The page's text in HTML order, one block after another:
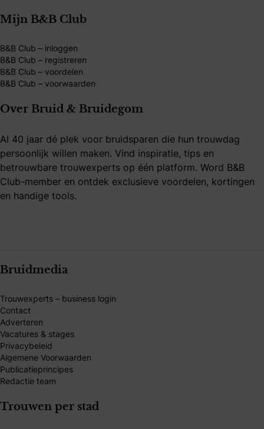
Mijn B&B Club
B&B Club – inloggen
B&B Club – registreren
B&B Club – voordelen
B&B Club – voorwaarden
Over Bruid & Bruidegom
Al 40 jaar dé plek voor bruidsparen die hun trouwdag
persoonlijk willen maken. Vind inspiratie, tips en
betrouwbare trouwexperts op één platform. Word B&B
Club-member en ontdek exclusieve voordelen, kortingen
en handige tools.
Bruidmedia
Trouwexperts – business login
Contact
Adverteren
Vacatures & stages
Privacybeleid
Algemene Voorwaarden
Publicatieprincipes
Redactie team
Trouwen per stad